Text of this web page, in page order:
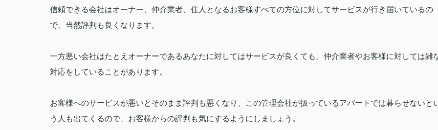
信頼できる会社はオーナー、仲介業者、住人となるお客様すべての方位に対してサービスが行き届いているの
で、当然評判も良くなります。
一方悪い会社はたとえオーナーであるあなたに対してはサービスが良くても、仲介業者やお客様に対しては雑
対応をしていることがあります。
お客様へのサービスが悪いとそのまま評判も悪くなり、この管理会社が扱っているアパートでは暮らせないと
う人も出てくるので、お客様からの評判も気にするようにしましょう。